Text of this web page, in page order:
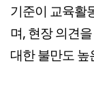
기준이 교육활
며, 현장 의견
대한 불만도